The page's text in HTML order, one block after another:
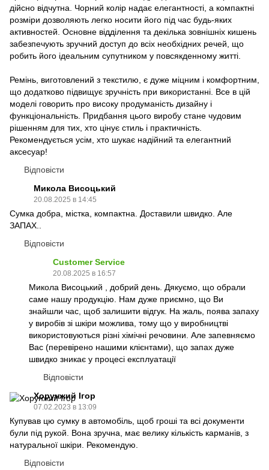
дійсно відчутна. Чорний колір надає елегантності, а компактні
розміри дозволяють легко носити його під час будь-яких
активностей. Основне відділення та декілька зовнішніх кишень
забезпечують зручний доступ до всіх необхідних речей, що
робить його ідеальним супутником у повсякденному житті.
Ремінь, виготовлений з текстилю, є дуже міцним і комфортним,
що додатково підвищує зручність при використанні. Все в цій
моделі говорить про високу продуманість дизайну і
функціональність. Придбання цього виробу стане чудовим
рішенням для тих, хто цінує стиль і практичність.
Рекомендується усім, хто шукає надійний та елегантний
аксесуар!
Відповісти
Микола Висоцький
20.08.2025 в 14:45
Сумка добра, містка, компактна. Доставили швидко. Але
ЗАПАХ..
Відповісти
Customer Service
20.08.2025 в 16:57
Микола Висоцький , добрий день. Дякуємо, що обрали
саме нашу продукцію. Нам дуже приємно, що Ви
знайшли час, щоб залишити відгук. На жаль, поява запаху
у виробів зі шкіри можлива, тому що у виробництві
використовуються різні хімічні речовини. Але запевняємо
Вас (перевірено нашими клієнтами), що запах дуже
швидко зникає у процесі експлуатації
Відповісти
Хорунжий Ігор
07.02.2023 в 13:09
Купував цю сумку в автомобіль, щоб гроші та всі документи
були під рукой. Вона зручна, має велику кількість карманів, з
натуральної шкіри. Рекомендую.
Відповісти